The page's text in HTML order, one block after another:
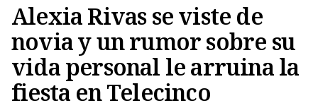
Alexia Rivas se viste de
novia y un rumor sobre su
vida personal le arruina la
fiesta en Telecinco